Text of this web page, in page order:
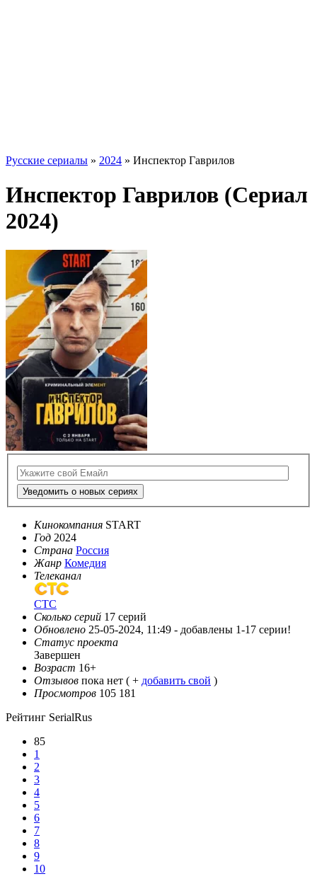
Русские сериалы » 2024 » Инспектор Гаврилов
Инспектор Гаврилов (Сериал
2024)
Уведомить о новых сериях
Кинокомпания START
Год 2024
Страна Россия
Жанр Комедия
Телеканал
СТС
Сколько серий 17 серий
Обновлено 25-05-2024, 11:49 - добавлены 1-17 серии!
Статус проекта
Завершен
Возраст 16+
Отзывов пока нет ( + добавить свой )
Просмотров 105 181
Рейтинг SerialRus
85
1
2
3
4
5
6
7
8
9
10